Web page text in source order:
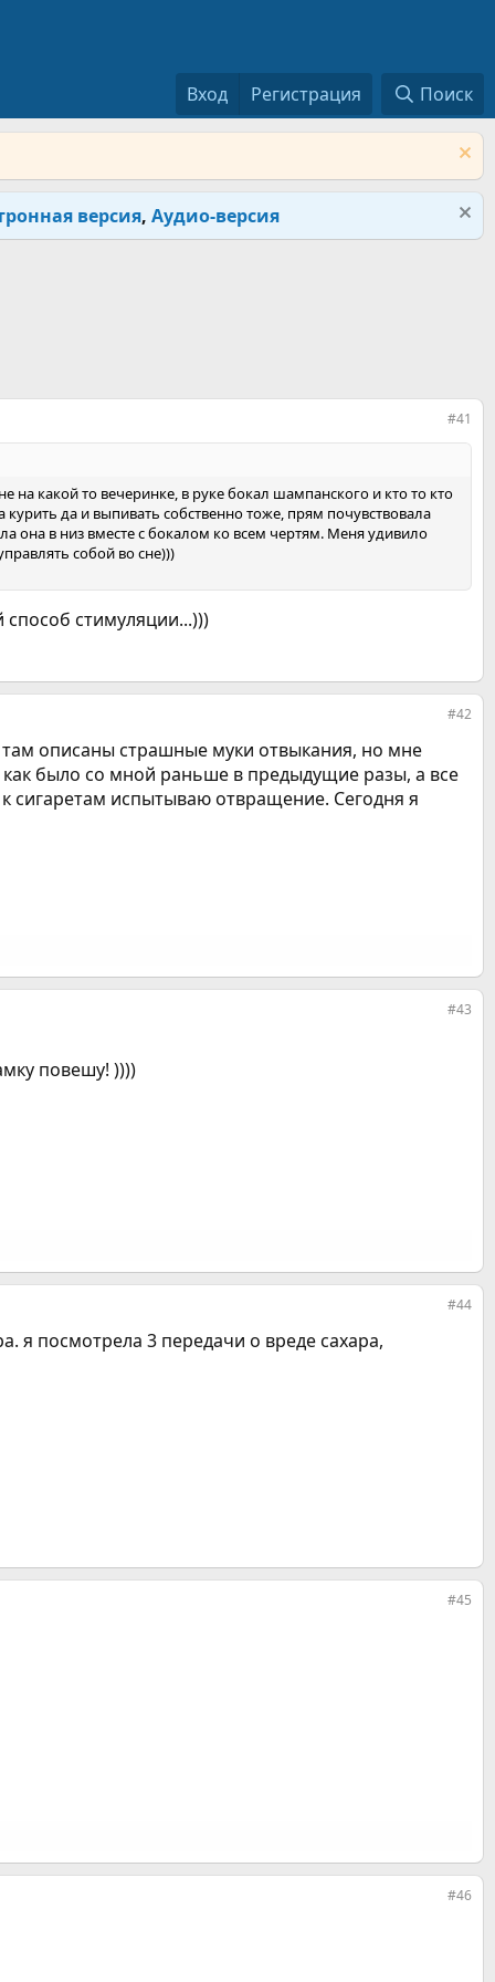
Вход Регистрация Поиск
версия, Аудио-версия
#41
на какой то вечеринке, в руке бокал шампанского и кто то кто
да и выпивать собственно тоже, прям почувствовала
она в низ вместе с бокалом ко всем чертям. Меня удивило
собой во сне)))
стимуляции...)))
#42
описаны страшные муки отвыкания, но мне
было со мной раньше в предыдущие разы, а все
сигаретам испытываю отвращение. Сегодня я
#43
повешу! ))))
#44
я посмотрела 3 передачи о вреде сахара,
#45
#46